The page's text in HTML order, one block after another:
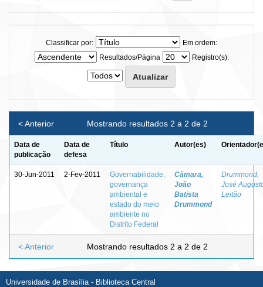
Classificar por:
Em ordem:
Resultados/Página
Registro(s):
Mostrando resultados 2 a 2 de 2
< Anterior
Data de
publicação
Data de
defesa
Título Autor(es)
30-Jun-2011 2-Fev-2011
Governabilidade,
governança
ambiental e
estado do meio
ambiente no
Distrito Federal
Câmara,
João
Batista
Drummond
Drummond,
José
Leitão
Mostrando resultados 2 a 2 de 2
< Anterior
Universidade de Brasília - Biblioteca Central